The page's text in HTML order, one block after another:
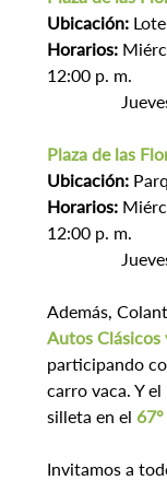
Ubicación:
Horarios:
12:00 p. m.
Plaza de las
Ubicación:
Horarios:
12:00 p. m.
Además,
Autos Clásicos
participando
carro vaca. Y
silleta en el
Invitamos a